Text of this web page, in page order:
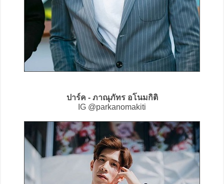
ปาร์ค - ภาณุภัทร อโนมกิติ
IG @parkanomakiti